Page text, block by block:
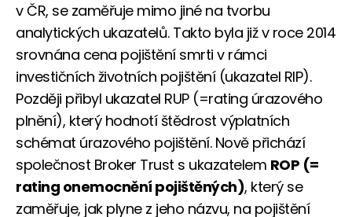
v ČR, se zaměřuje mimo jiné na tvorbu
analytických ukazatelů. Takto byla již v roce 2014
srovnána cena pojištění smrti v rámci
investičních životních pojištění (ukazatel RIP).
Později přibyl ukazatel RUP (=rating úrazového
plnění), který hodnotí štědrost výplatních
schémat úrazového pojištění. Nově přichází
společnost Broker Trust s ukazatelem ROP (=
rating onemocnění pojištěných), který se
zaměřuje, jak plyne z jeho názvu, na pojištění